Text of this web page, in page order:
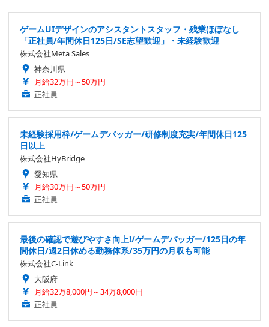
ゲームUIデザインのアシスタントスタッフ・残業ほぼなし
「正社員/年間休日125日/SE志望歓迎」・未経験歓迎
株式会社Meta Sales
神奈川県
月給32万円～50万円
正社員
未経験採用枠/ゲームデバッガー/研修制度充実/年間休日125
日以上
株式会社HyBridge
愛知県
月給30万円～50万円
正社員
最後の確認で遊びやすさ向上!/ゲームデバッガー/125日の年
間休日/週2日休める勤務体系/35万円の月収も可能
株式会社C-Link
大阪府
月給32万8,000円～34万8,000円
正社員